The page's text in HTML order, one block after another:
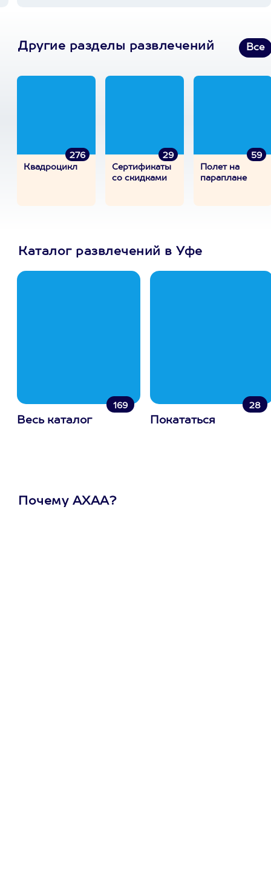
Другие разделы развлечений Все
276
Квадроцикл
29
Сертификаты
со скидками
59
Полет на
параплане
Каталог развлечений в Уфе
169
Весь каталог
28
Покататься
Почему АХАА?